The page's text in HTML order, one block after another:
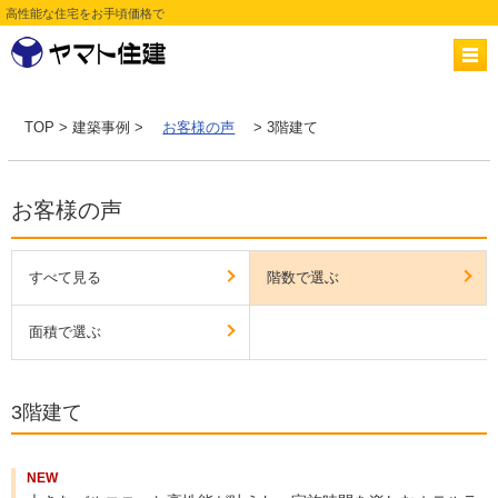
高性能な住宅をお手頃価格で
TOP >建築事例 > お客様の声 > 3階建て
お客様の声
すべて見る 階数で選ぶ
面積で選ぶ
3階建て
NEW